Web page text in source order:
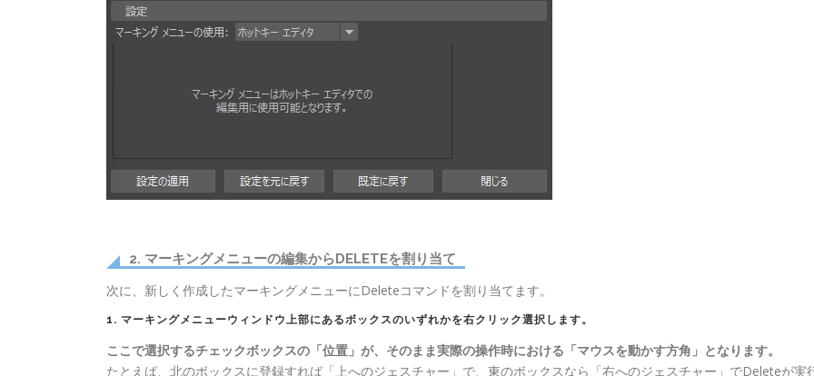
2. マーキングメニューの編集からDELETEを割り当て
次に、新しく作成したマーキングメニューにDeleteコマンドを割り当てます。
1. マーキングメニューウィンドウ上部にあるボックスのいずれかを右クリック選択 します。
ここで選択するチェックボックスの「位置」が、そのまま実際の操作時における「マウスを動かす方角」となります。
たとえば、北のボックスに登録すれば「上へのジェスチャー」で、東のボックスなら「右へのジェスチャー」でDeleteが実